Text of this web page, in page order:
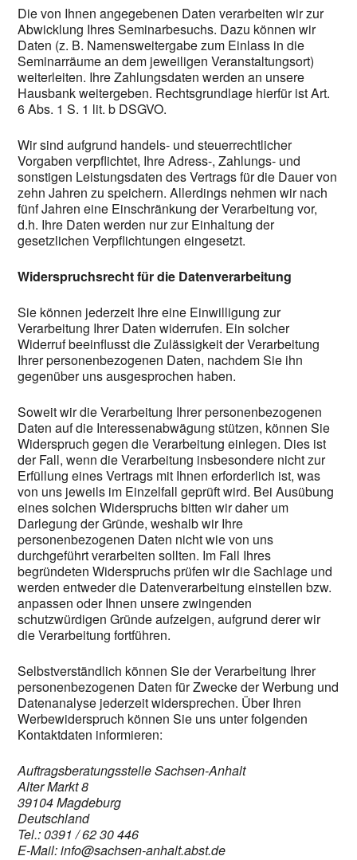
Die von Ihnen angegebenen Daten verarbeiten wir zur
Abwicklung Ihres Seminarbesuchs. Dazu können wir
Daten (z. B. Namensweitergabe zum Einlass in die
Seminarräume an dem jeweiligen Veranstaltungsort)
weiterleiten. Ihre Zahlungsdaten werden an unsere
Hausbank weitergeben. Rechtsgrundlage hierfür ist Art.
6 Abs. 1 S. 1 lit. b DSGVO.
Wir sind aufgrund handels- und steuerrechtlicher
Vorgaben verpflichtet, Ihre Adress-, Zahlungs- und
sonstigen Leistungsdaten des Vertrags für die Dauer von
zehn Jahren zu speichern. Allerdings nehmen wir nach
fünf Jahren eine Einschränkung der Verarbeitung vor,
d.h. Ihre Daten werden nur zur Einhaltung der
gesetzlichen Verpflichtungen eingesetzt.
Widerspruchsrecht für die Datenverarbeitung
Sie können jederzeit Ihre eine Einwilligung zur
Verarbeitung Ihrer Daten widerrufen. Ein solcher
Widerruf beeinflusst die Zulässigkeit der Verarbeitung
Ihrer personenbezogenen Daten, nachdem Sie ihn
gegenüber uns ausgesprochen haben.
Soweit wir die Verarbeitung Ihrer personenbezogenen
Daten auf die Interessenabwägung stützen, können Sie
Widerspruch gegen die Verarbeitung einlegen. Dies ist
der Fall, wenn die Verarbeitung insbesondere nicht zur
Erfüllung eines Vertrags mit Ihnen erforderlich ist, was
von uns jeweils im Einzelfall geprüft wird. Bei Ausübung
eines solchen Widerspruchs bitten wir daher um
Darlegung der Gründe, weshalb wir Ihre
personenbezogenen Daten nicht wie von uns
durchgeführt verarbeiten sollten. Im Fall Ihres
begründeten Widerspruchs prüfen wir die Sachlage und
werden entweder die Datenverarbeitung einstellen bzw.
anpassen oder Ihnen unsere zwingenden
schutzwürdigen Gründe aufzeigen, aufgrund derer wir
die Verarbeitung fortführen.
Selbstverständlich können Sie der Verarbeitung Ihrer
personenbezogenen Daten für Zwecke der Werbung und
Datenanalyse jederzeit widersprechen. Über Ihren
Werbewiderspruch können Sie uns unter folgenden
Kontaktdaten informieren:
Auftragsberatungsstelle Sachsen-Anhalt
Alter Markt 8
39104 Magdeburg
Deutschland
Tel.: 0391 / 62 30 446
E-Mail: info@sachsen-anhalt.abst.de